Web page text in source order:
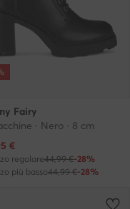
Fairy
· Nero · 8 cm
attuale
€
regolare44,99 €-28%
più basso44,99 €-28%